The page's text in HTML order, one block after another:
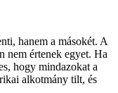
hanem a másokét. A
nem értenek egyet. Ha
hogy mindazokat a
alkotmány tilt, és